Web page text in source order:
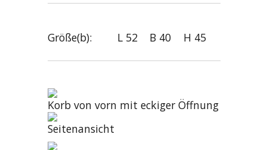
Größe(b): L 52 B 40 H 45
Korb von vorn mit eckiger Öffnung
Seitenansicht